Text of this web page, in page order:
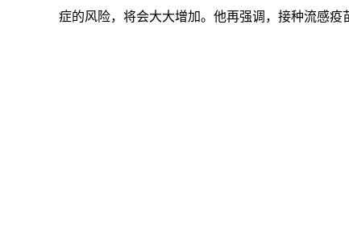
症的风险，将会大大增加。他再强调，接种流感疫